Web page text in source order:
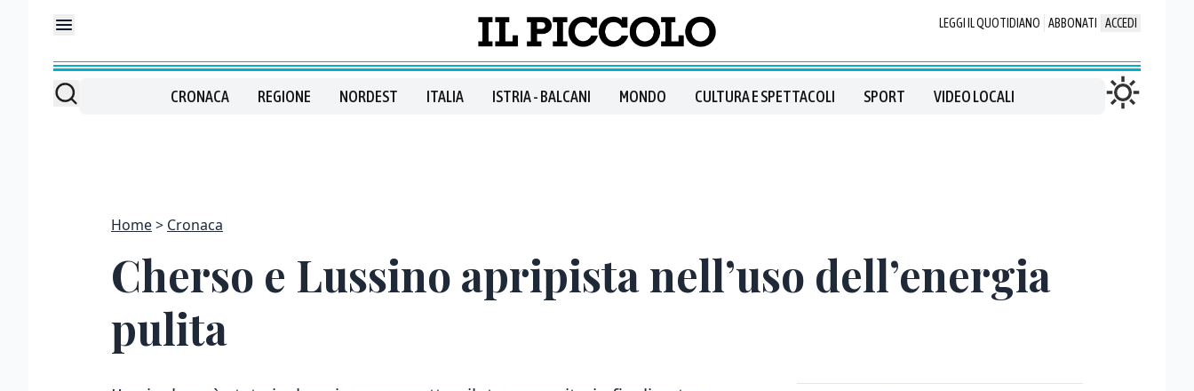
LEGGI IL QUOTIDIANO ABBONATI ACCEDI
CRONACA REGIONE NORDEST ITALIA ISTRIA - BALCANI MONDO CULTURA E SPETTACOLI SPORT VIDEO LOCALI
Home Cronaca
Cherso e Lussino apripista nell’uso dell’energia
pulita